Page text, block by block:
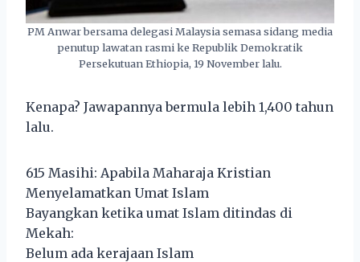
PM Anwar bersama delegasi Malaysia semasa sidang media
penutup lawatan rasmi ke Republik Demokratik
Persekutuan Ethiopia, 19 November lalu.
Kenapa? Jawapannya bermula lebih 1,400 tahun
lalu.
615 Masihi: Apabila Maharaja Kristian
Menyelamatkan Umat Islam
Bayangkan ketika umat Islam ditindas di
Mekah:
Belum ada kerajaan Islam